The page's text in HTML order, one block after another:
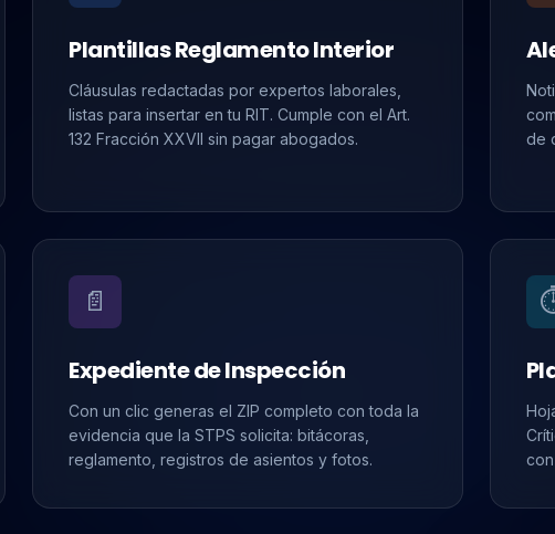
Plantillas Reglamento Interior
Cláusulas redactadas por expertos laborales,
listas para insertar en tu RIT. Cumple con el Art.
132 Fracción XXVII sin pagar abogados.
de
📄
Expediente de Inspección
Con un clic generas el ZIP completo con toda la
evidencia que la STPS solicita: bitácoras,
reglamento, registros de asientos y fotos.